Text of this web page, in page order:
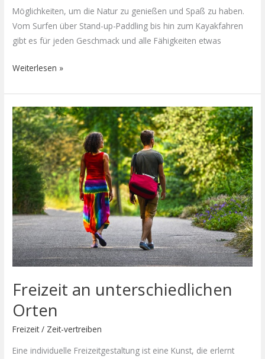
Möglichkeiten, um die Natur zu genießen und Spaß zu haben.
Vom Surfen über Stand-up-Paddling bis hin zum Kayakfahren
gibt es für jeden Geschmack und alle Fähigkeiten etwas
Weiterlesen »
Freizeit an unterschiedlichen
Orten
Freizeit/ Zeit-vertreiben
Eine individuelle Freizeitgestaltung ist eine Kunst, die erlernt
Freizeit
an
unterschiedlichen
Orten